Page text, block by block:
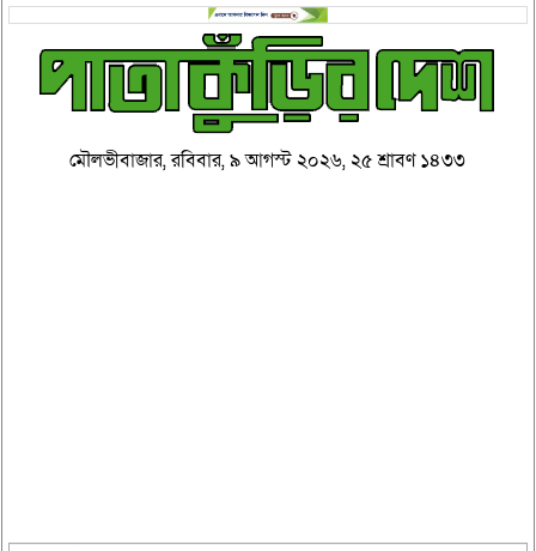
মৌলভীবাজার, রবিবার, ৯ আগস্ট ২০২৬, ২৫ শ্রাবণ ১৪৩৩